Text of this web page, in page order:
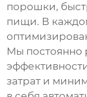
порошки,
пищи. В
Мы постоянно
затрат и